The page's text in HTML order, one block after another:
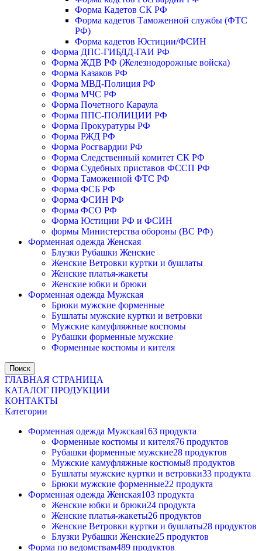
Форма Кадетов СК РФ
Форма кадетов Таможенной службы (ФТС
РФ)
Форма кадетов Юстиции/ФСИН
Форма ДПС-ГИБДД-ГАИ РФ
Форма ЖДВ РФ (Железнодорожные войска)
Форма Казаков РФ
Форма МВД-Полиция РФ
Форма МЧС РФ
Форма Почетного Караула
Форма ППС-ПОЛИЦИИ РФ
Форма Прокуратуры РФ
Форма РЖД РФ
Форма Росгвардии РФ
Форма Следственный комитет СК РФ
Форма Судебных приставов ФССП РФ
Форма Таможенной ФТС РФ
Форма ФСБ РФ
Форма ФСИН РФ
Форма ФСО РФ
Форма Юстиции РФ и ФСИН
формы Министерства обороны (ВС РФ)
Форменная одежда Женская
Блузки Рубашки Женские
Женские Ветровки куртки и бушлаты
Женские платья-жакеты
Женские юбки и брюки
Форменная одежда Мужская
Брюки мужские форменные
Бушлаты мужские куртки и ветровки
Мужские камуфляжные костюмы
Рубашки форменные мужские
Форменные костюмы и кителя
Поиск
ГЛАВНАЯ СТРАНИЦА
КАТАЛОГ ПРОДУКЦИИ
КОНТАКТЫ
Категории
Форменная одежда Мужская163 продукта
Форменные костюмы и кителя76 продуктов
Рубашки форменные мужские28 продуктов
Мужские камуфляжные костюмы8 продуктов
Бушлаты мужские куртки и ветровки33 продукта
Брюки мужские форменные22 продукта
Форменная одежда Женская103 продукта
Женские юбки и брюки24 продукта
Женские платья-жакеты26 продуктов
Женские Ветровки куртки и бушлаты28 продуктов
Блузки Рубашки Женские25 продуктов
Форма по ведомствам489 продуктов